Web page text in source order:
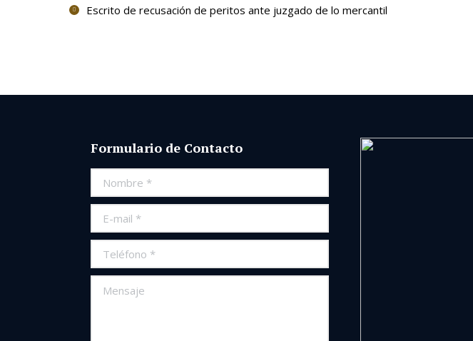
Escrito de recusación de peritos ante juzgado de lo mercantil
Formulario de Contacto
Nombre *
E-mail *
Teléfono *
Mensaje